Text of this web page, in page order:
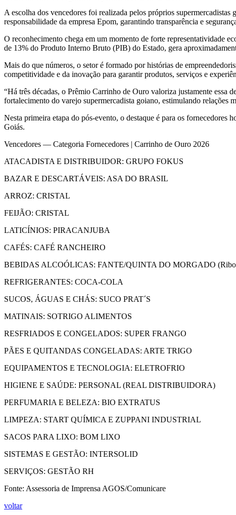
A escolha dos vencedores foi realizada pelos próprios
responsabilidade da empresa Epom, garantindo transparência e
O reconhecimento chega em um momento de forte representatividade
de 13% do Produto Interno Bruto (PIB) do Estado, gera
Mais do que números, o setor é formado por histórias de
competitividade e da inovação para garantir produtos, serviços e
“Há três décadas, o Prêmio Carrinho de Ouro valoriza justamente essa
fortalecimento do varejo supermercadista goiano, estimulando relações
Nesta primeira etapa do pós-evento, o destaque é para os fornecedores
Goiás.
Vencedores — Categoria Fornecedores | Carrinho de Ouro 2026
ATACADISTA E DISTRIBUIDOR: GRUPO FOKUS
BAZAR E DESCARTÁVEIS: ASA DO BRASIL
ARROZ: CRISTAL
FEIJÃO: CRISTAL
LATICÍNIOS: PIRACANJUBA
CAFÉS: CAFÉ RANCHEIRO
BEBIDAS ALCOÓLICAS: FANTE/QUINTA DO MORGADO
REFRIGERANTES: COCA-COLA
SUCOS, ÁGUAS E CHÁS: SUCO PRAT´S
MATINAIS: SOTRIGO ALIMENTOS
RESFRIADOS E CONGELADOS: SUPER FRANGO
PÃES E QUITANDAS CONGELADAS: ARTE TRIGO
EQUIPAMENTOS E TECNOLOGIA: ELETROFRIO
HIGIENE E SAÚDE: PERSONAL (REAL DISTRIBUIDORA)
PERFUMARIA E BELEZA: BIO EXTRATUS
LIMPEZA: START QUÍMICA E ZUPPANI INDUSTRIAL
SACOS PARA LIXO: BOM LIXO
SISTEMAS E GESTÃO: INTERSOLID
SERVIÇOS: GESTÃO RH
Fonte: Assessoria de Imprensa AGOS/Comunicare
voltar